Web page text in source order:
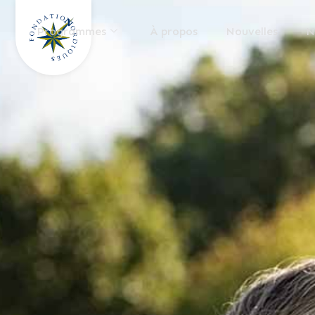
Programmes À propos Nouvelles